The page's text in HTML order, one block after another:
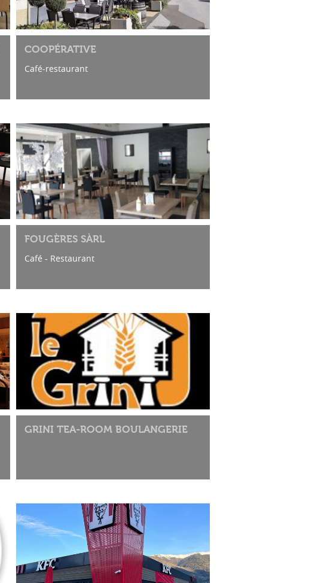
COOPÉRATIVE
Café-restaurant
FOUGÈRES SÀRL
Café - Restaurant
GRINI TEA-ROOM BOULANGERIE